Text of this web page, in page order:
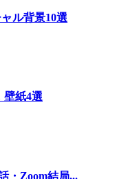
ル背景10選
壁紙4選
・Zoom結局...